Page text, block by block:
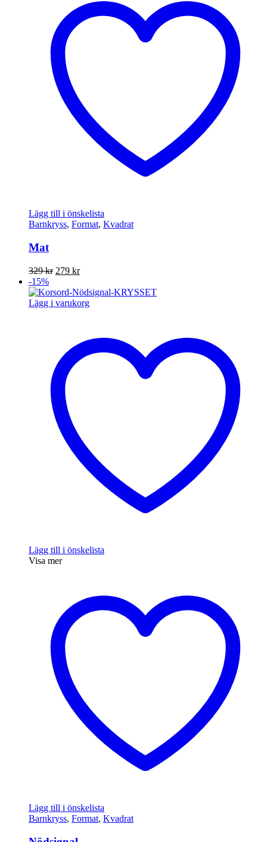
Lägg till i önskelista
Barnkryss, Format, Kvadrat
Mat
329kr Det
priset
var:
279 krDet
priset
är:
-15%
Lägg i varukorg
Lägg till i önskelista
Visa mer
Lägg till i önskelista
Barnkryss, Format, Kvadrat